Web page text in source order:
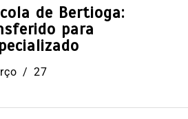
de Bertioga:
para
27